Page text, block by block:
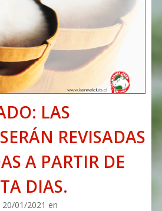
LAS
REVISADAS
A PARTIR DE
DIAS.
01/2021 en